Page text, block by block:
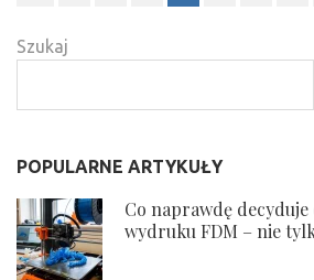
Szukaj
POPULARNE ARTYKUŁY
Co naprawdę decyduje
wydruku FDM – nie